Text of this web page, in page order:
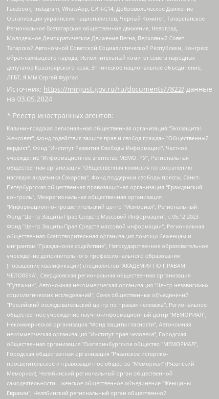
Facebook, Instagram, WhatsApp, СИЧ-С14, Добровольческое Движение
Организации украинских националистов, Черный Комитет, Татарстанское
Региональное Всетатарское общественное движение, Невоград,
Молодежное Демократическое Движение Весна, Верховный Совет
Татарской Автономной Советской Социалистической Республики, Конгресс
ойрат-калмыцкого народа, Исполнительный комитет совета народных
депутатов Красноярского края, Этническое национальное объединение,
ЛГБТ, Я.МЫ Сергей Фургал
Источник: https://minjust.gov.ru/ru/documents/7822/ данные
на 03.05.2024
* Реестр иностранных агентов:
Калининградская региональная общественная организация "Экозащита!-Женсовет", Фонд содействия защите прав и свобод граждан "Общественный вердикт", Фонд "Институт Развития Свободы Информации", Частное учреждение "Информационное агентство МЕМО. РУ", Региональная общественная организация "Общественная комиссия по сохранению наследия академика Сахарова", Фонд поддержки свободы прессы, Санкт-Петербургская общественная правозащитная организация "Гражданский контроль", Межрегиональная общественная организация "Информационно-просветительский центр "Мемориал", Региональный Фонд "Центр Защиты Прав Средств Массовой Информации", с 05.12.2023 Фонд "Центр Защиты Прав Средств массовой информации", Региональная общественная благотворительная организация помощи беженцам и мигрантам "Гражданское содействие", Негосударственное образовательное учреждение дополнительного профессионального образования (повышение квалификации) специалистов "АКАДЕМИЯ ПО ПРАВАМ ЧЕЛОВЕКА", Свердловская региональная общественная организация "Сутяжник", Автономная некоммерческая организация "Центр независимых социологических исследований", Союз общественных объединений "Российский исследовательский центр по правам человека", Региональное общественное учреждение научно-информационный центр "МЕМОРИАЛ", Некоммерческая организация "Фонд защиты гласности", Автономная некоммерческая организация "Институт прав человека", Городская общественная организация "Екатеринбургское общество "МЕМОРИАЛ", Городская общественная организация "Рязанское историко-просветительское и правозащитное общество "Мемориал" (Рязанский Мемориал), Челябинский региональный орган общественной самодеятельности – женское общественное объединение "Женщины Евразии", Челябинский региональный орган общественной самодеятельности "Уральская правозащитная группа", Фонд содействия защите здоровья и социальной справедливости имени Андрея Рылькова, Автономная Некоммерческая Организация "Аналитический Центр Юрия Левады", Автономная некоммерческая организация социальной поддержки населения "Проект Апрель", Региональная общественная организация помощи женщинам и детям, находящимся в кризисной ситуации "Информационно-методический центр "Анна", Фонд содействия развитию массовых коммуникаций и правовому просвещению "Так-так-Так", Фонд содействия устойчивому развитию "Серебряная тайга", Свердловский региональный общественный фонд социальных проектов "Новое время", "Idel.Реалии", Кавказ.Реалии, Крым.Реалии, Телеканал Настоящее Время, Татаро-башкирская служба Радио Свобода (Azatliq Radiosi), Радио Свободная Европа/Радио Свобода (PCE/PC), "Сибирь.Реалии", "Фактограф", Благотворительный фонд помощи осужденным и их семьям, Автономная некоммерческая организация "Институт глобализации и социальных движений", Фонд "В защиту прав заключенных", Частное учреждение "Центр поддержки и содействия развитию средств массовой информации", Пензенский региональный общественный благотворительный фонд "Гражданский союз", "Север.Реалии", Некоммерческая организация Фонд "Правовая инициатива", Общество с ограниченной ответственностью "Радио Свободная Европа/Радио Свобода", Чешское информационное агентство "MEDIUM-ORIENT", Красноярская региональная общественная организация "Мы против СПИДа", Камалягин Денис Николаевич, Маркелов Сергей Евгеньевич, Пономарев Лев Александрович, Савицкая Людмила Алексеевна, Автономная некоммерческая организация "Центр по работе с проблемой насилия "НАСИЛИЮ.НЕТ", Межрегиональный профессиональный союз работников здравоохранения "Альянс врачей", Юридическое лицо, зарегистрированное в Латвийской Республике, SIA "Medusa Project" (регистрационный номер 40103797863, дата регистрации 10.06.2014), Некоммерческая организация "Фонд по борьбе с коррупцией", Автономная некоммерческая организация "Институт права и публичной политики", Баданин Роман Сергеевич, Гликин Максим Александрович, Железнова Мария Михайловна, Лукьянова Юлия Сергеевна, Маетная Елизавета Витальевна, Маняхин Петр Борисович, Чуракова Ольга Владимировна, Ярош Юлия Петровна, Юридическое лицо "The Insider SIA", зарегистрированное в Риге, Латвийская Республика (дата регистрации 26.06.2015), являющееся администратором доменного имени интернет-издания "The Insider SIA", https://theins.ru, Постернак Алексей Евгеньевич, Рубин Михаил Аркадьевич, Анин Роман Александрович, Юридическое лицо Istories fonds, зарегистрированное в Латвийской Республике (регистрационный номер 50008295751, дата регистрации 24.02.2020), Великовский Дмитрий Александрович, Долинина Ирина Николаевна, Мароховская Алеся Алексеевна, Шлейнов Роман Юрьевич, Шмагун Олеся Валентиновна, Общество с ограниченной ответственностью "Альтаир 2021", Общество с ограниченной ответственностью "Вега 2021", Общество с ограниченной ответственностью "Главный редактор 2021", Общество с ограниченной ответственностью "Ромашки монолит", Важенков Артем Валерьевич, Ивановская областная общественная организация "Центр гендерных исследований", Гурман Юрий Альбертович, Медиапроект "ОВД-Инфо", Егоров Владимир Владимирович, Жилинский Владимир Александрович, Общество с ограниченной ответственностью "ЗП", Иванова София Юрьевна, Карезина Инна Павловна, Кильтау Екатерина Викторовна, Петров Алексей Викторович, Пискунов Сергей Евгеньевич, Смирнов Сергей Сергеевич, Тихонов Михаил Сергеевич, Общество с ограниченной ответственностью "ЖУРНАЛИСТ-ИНОСТРАННЫЙ АГЕНТ", Арапова Галина Юрьевна, Вольтская Татьяна Анатольевна, Американская компания "Mason G.E.S. Anonymous Foundation" (США), являющаяся владельцем интернет-издания https://mnews.world/, Компания "Stichting Bellingcat", зарегистрированная в Нидерландах (дата регистрации 11.07.2018), Захаров Андрей Вячеславович, Клепиковская Екатерина Дмитриевна, Общество с ограниченной ответственностью "МЕМО", Перл Роман Александрович, Симонов Евгений Алексеевич, Соловьева Елена Анатольевна, Сотников Даниил Владимирович, Сурначева Елизавета Дмитриевна, Автономная некоммерческая организация по защите прав человека и информированию населения "Якутия – Наше Мнение", Общество с ограниченной ответственностью "Москоу диджитал медиа", с 26.01.2023 Общество с ограниченной ответственностью "Чайка Белые сады", Ветошкина Валерия Валерьевна, Заговора Максим Александрович, Межрегиональное общественное движение "Российская ЛГБТ - сеть", Оленичев Максим Владимирович, Павлов Иван Юрьевич, Скворцова Елена Сергеевна, Общество с ограниченной ответственностью "Как бы инагент", Кочетков Игорь Викторович, Общество с ограниченной ответственностью "Честные выборы", Еланчик Олег Александрович, Общество с ограниченной ответственностью "Нобелевский призыв", Гималова Регина Эмилевна, Григорьев Андрей Валерьевич, Григорьева Алина Александровна, Ассоциация по содействию защите прав призывников, альтернативнослужащих и военнослужащих "Правозащитная группа "Гражданин.Армия.Право", Хисамова Регина Фаритовна, Автономная некоммерческая организация по реализации социально-правовых программ "Лилит", Дальневосточное общественное движение "Маяк", Санкт-Петербургская ЛГБТ-инициативная группа "Выход", Инициативная группа ЛГБТ+ "Реверс", Алексеев Андрей Викторович, Бекбулатова Таисия Львовна, Беляев Иван Михайлович, Владыкина Елена Сергеевна, Гельман Марат Александрович, Никульшина Вероника Юрьевна, Толоконникова Надежда Андреевна, Шендерович Виктор Анатольевич, Общество с ограниченной ответственностью "Данное сообщение", Общество с ограниченной ответственностью Издательский дом "Новая глава", Айнбиндер Александра Александровна, Московский комьюнити-центр для ЛГБТ+инициатив, Благотворительный фонд развития филантропии, Deutsche Welle (Германия, Kurt-Schumacher-Strasse 3, 53113 Bonn), Борзунова Мария Михайловна, Воробьев Виктор Викторович, Голубева Анна Львовна, Константинова Алла Михайловна, Малкова Ирина Владимировна, Мурадов Мурад Абдулгалимович, Осетинская Елизавета Николаевна, Понасенков Евгений Николаевич, Ганапольский Матвей Юрьевич, Киселев Евгений Алексеевич, Борухович Ирина Григорьевна, Дремин Иван Тимофеевич, Дубровский Дмитрий Викторович, Красноярская региональная общественная организация поддержки и развития альтернативных образовательных технологий и межкультурных коммуникаций "ИНТЕРРА", Маяковская Екатерина Алексеевна, Фейгин Марк Захарович, Филимонов Андрей Викторович, Дзугкоева Регина Николаевна, Доброхотов Роман Александрович, Дудь Юрий Александрович, Елкин Сергей Владимирович, Кругликов Кирилл Игоревич, Сабунаева Мария Леонидовна, Семенов Алексей Владимирович, Шаинян Карен Багратович, Шульман Екатерина Михайловна, Асафьев Артур Валерьевич, Вахштайн Виктор Семенович, Венедиктов Алексей Алексеевич, Лушникова Екатерина Евгеньевна, Волков Леонид Михайлович, Невзоров Александр Глебович, Пархоменко Сергей Борисович, Сироткин Ярослав Николаевич, Кара-Мурза Владимир Владимирович, Баранова Наталья Владимировна, Гозман Леонид Яковлевич, Кагарлицкий Борис Юльевич, Климарев Михаил Валерьевич, Милов Владимир Станиславович, Автономная некоммерческая организация Краснодарский центр современного искусства "Типография", Моргенштерн Алишер Тагирович, Соболь Любовь Эдуардовна, Общество с ограниченной ответственностью "ЛИЗА НОРМ", Каспаров Гарри Кимович, Ходорковский Михаил Борисович, Общество с ограниченной ответственностью "Апрельские тезисы", Данилович Ирина Брониславовна, Кашин Олег Владимирович, Петров Николай Владимирович, Пивоваров Алексей Владимирович, Соколов Михаил Владимирович, Цветкова Юлия Владимировна, Чичваркин Евгений Александрович, Комитет против пыток/Команда против пыток, Общество с ограниченной ответственностью "Первый научный", Общество с ограниченной ответственностью "Вертолет и ко", Белоцерковская Вероника Борисовна, Кац Максим Евгеньевич, Лазарева Татьяна Юрьевна, Шаведдинов Руслан Табризович, Яшин Илья Валерьевич, Общество с ограниченной ответственностью "Иноагент ААВ", Алешковский Дмитрий Петрович, Альбац Евгения Марковна, Быков Дмитрий Львович, Галямина Юлия Евгеньевна, Лойко Сергей Леонидович, Мартынов Кирилл Константинович, Медведев Сергей Александрович, Крашенинников Федор Геннадиевич, Гордеева Катерина Вл